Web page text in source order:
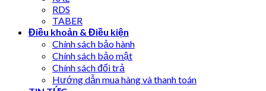
RDS
TABER
Điều khoản & Điều kiện
Chính sách bảo hành
Chính sách bảo mật
Chính sách đổi trả
Hướng dẫn mua hàng và thanh toán